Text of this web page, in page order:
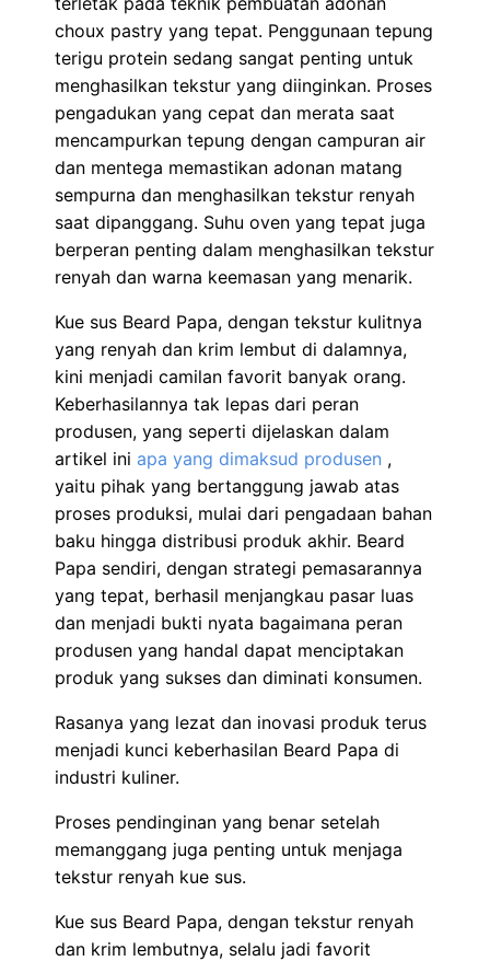
choux pastry yang tepat. Penggunaan tepung
terigu protein sedang sangat penting untuk
menghasilkan tekstur yang diinginkan. Proses
pengadukan yang cepat dan merata saat
mencampurkan tepung dengan campuran air
dan mentega memastikan adonan matang
sempurna dan menghasilkan tekstur renyah
saat dipanggang. Suhu oven yang tepat juga
berperan penting dalam menghasilkan tekstur
renyah dan warna keemasan yang menarik.
Kue sus Beard Papa, dengan tekstur kulitnya
yang renyah dan krim lembut di dalamnya,
kini menjadi camilan favorit banyak orang.
Keberhasilannya tak lepas dari peran
produsen, yang seperti dijelaskan dalam
artikel ini apa yang dimaksud produsen ,
yaitu pihak yang bertanggung jawab atas
proses produksi, mulai dari pengadaan bahan
baku hingga distribusi produk akhir. Beard
Papa sendiri, dengan strategi pemasarannya
yang tepat, berhasil menjangkau pasar luas
dan menjadi bukti nyata bagaimana peran
produsen yang handal dapat menciptakan
produk yang sukses dan diminati konsumen.
Rasanya yang lezat dan inovasi produk terus
menjadi kunci keberhasilan Beard Papa di
industri kuliner.
Proses pendinginan yang benar setelah
memanggang juga penting untuk menjaga
tekstur renyah kue sus.
Kue sus Beard Papa, dengan tekstur renyah
dan krim lembutnya, selalu jadi favorit